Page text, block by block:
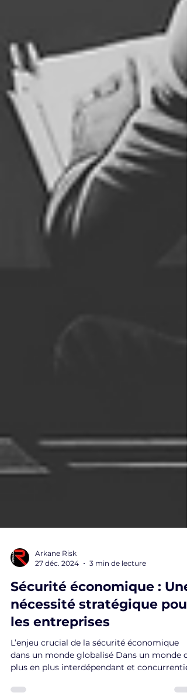
27 déc. 2024
3 min de lecture
Sécurité économique : Une
nécessité stratégique pour
les entreprises
L’enjeu crucial de la sécurité économique
plus en plus interdépendant et